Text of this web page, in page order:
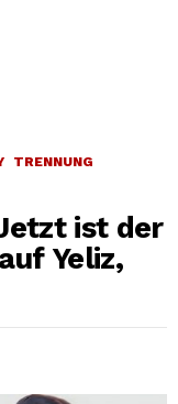
TRENNUNG
ist der
Yeliz,